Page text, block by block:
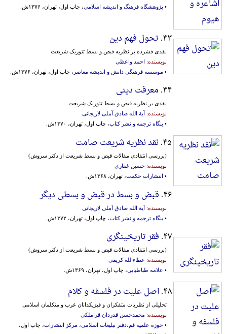
• پژوهشگاه فرهنگ و اندیشه اسلامی، چاپ اول، تهران، ۱۳۷۶ش.
۴۳. تحول فهم دین
نقدی‌ فشرده‌ بر نظریه‌ قبض‌ و بسط تئوریک‌ شریعت‌
نویسنده: احمد واعظی
• موسسه فرهنگی دانش و اندیشه معاصر ، چاپ اول، تهران، ۱۳۷۶ش.
۴۴. معرفت دینی
نقدی بر نظریه قبض و بسط تئوریک شریعت
نویسنده: آیة الله صادق آملی لاریجانی
• بنگاه ترجمه و نشر کتاب، چاپ اول، تهران، ۱۳۷۰ش.
۴۵. نقد نظریه شریعت صامت
(بررسی انتقادی مقالات قبض و بسط شریعت از دکتر سروش)
نویسنده: حسین غفاری
• انتشارات حکمت، تهران، ۱۳۶۸ش.
۴۶. قبض و بسط در قبض و بسطی دیگر
نویسنده: آیة الله صادق آملی لاریجانی
• بنگاه ترجمه و نشر کتاب، چاپ اول، تهران، ۱۳۷۲ش.
۴۷. فقر تاریخینگری
(بررسی انتقادی مقالات قبض و بسط شریعت از دکتر سروش)
نویسنده: عطاءالله کریمی
• علامه طباطبایی، چاپ اول، تهران، ۱۳۶۹ش.
۴۸. اصل علیت در فلسفه و کلام
تحلیلی‌ از نظریات‌ متفکران‌ و فیزیکدانان‌ غرب‌ و متکلمان‌ اسلامی‌
نویسنده: محمدحسن قدردان قراملکی
• حوزه علمیه قم،دفتر تبلیغات‌ ‌اسلامی‌، مرکز ‌انتشار‌ات‌، چاپ اول،